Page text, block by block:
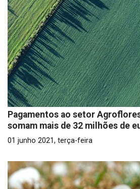
Pagamentos ao setor
somam mais de 32 milhões de
01 junho 2021, terça-feira